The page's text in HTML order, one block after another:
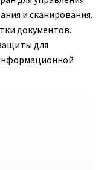
и сканирования.
документов.
для